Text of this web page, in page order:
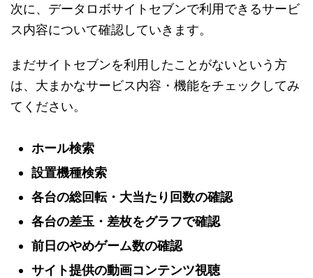
次に、データロボサイトセブンで利用できるサービ
ス内容について確認していきます。
まだサイトセブンを利用したことがないという方
は、大まかなサービス内容・機能をチェックしてみ
てください。
ホール検索
設置機種検索
各台の総回転・大当たり回数の確認
各台の差玉・差枚をグラフで確認
前日のやめゲーム数の確認
サイト提供の動画コンテンツ視聴